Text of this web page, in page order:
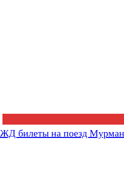
ЖД билеты на поезд